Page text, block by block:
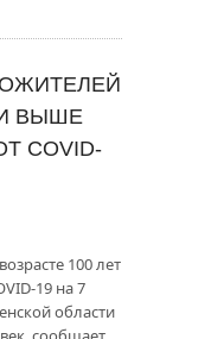
И ВЫШЕ
COVID-
100 лет
19 на 7
области